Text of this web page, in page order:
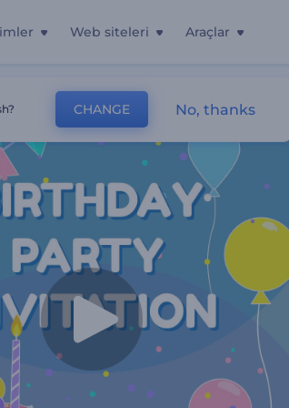
Web siteleri Araçlar
CHANGE No, thanks